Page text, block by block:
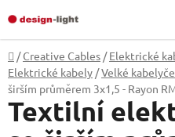
to
content
Home
/ Creative Cables / Elektrické
Elektrické kabely /Velké kabelyče
širším průměrem 3x1,5 - Rayon
Textilní